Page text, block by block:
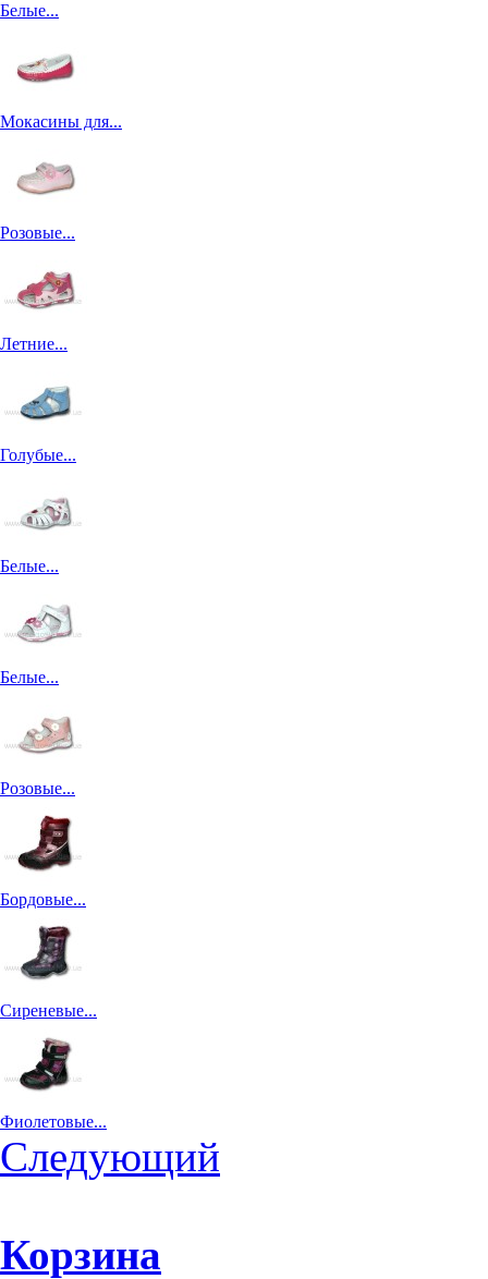
Белые...
Мокасины для...
Розовые...
Летние...
Голубые...
Белые...
Белые...
Розовые...
Бордовые...
Сиреневые...
Фиолетовые...
Следующий
Корзина